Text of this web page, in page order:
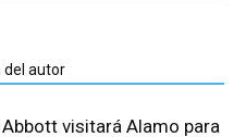
del autor
visitará Alamo para